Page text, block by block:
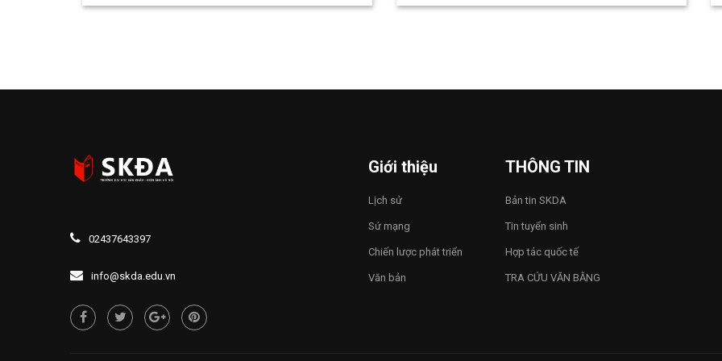
02437643397
info@skda.edu.vn
Giới thiệu
Lịch sử
Sứ mạng
Chiến lược phát triển
Văn bản
THÔNG TIN
Bản tin SKDA
Tin tuyển sinh
Hợp tác quốc tế
TRA CỨU VĂN BẰNG